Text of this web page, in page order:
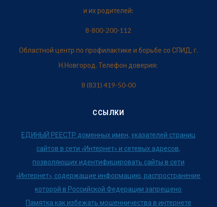
и их родителей:
8-800-200-112
Областной центр по профилактике и борьбе со СПИД, г.
Н.Новгород. Телефон доверия:
8 (831) 419-50-00
ССЫЛКИ
ЕДИНЫЙ РЕЕСТР доменных имен, указателей страниц
сайтов в сети «Интернет» и сетевых адресов,
позволяющих идентифицировать сайты в сети
«Интернет», содержащие информацию, распространение
которой в Российской Федерации запрещено
Памятка как избежать мошенничества в интернете